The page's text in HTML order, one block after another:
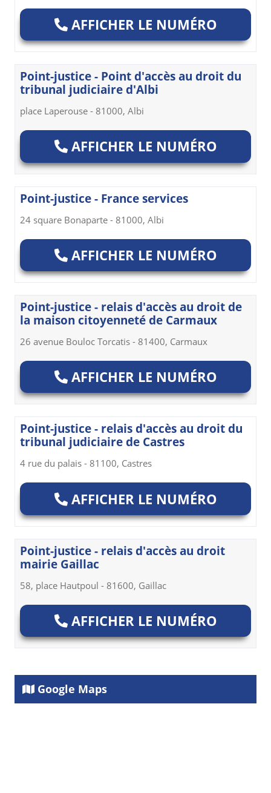
AFFICHER LE NUMÉRO
Point-justice - Point d'accès au droit du
tribunal judiciaire d'Albi
place Laperouse - 81000, Albi
AFFICHER LE NUMÉRO
Point-justice - France services
24 square Bonaparte - 81000, Albi
AFFICHER LE NUMÉRO
Point-justice - relais d'accès au droit de
la maison citoyenneté de Carmaux
26 avenue Bouloc Torcatis - 81400, Carmaux
AFFICHER LE NUMÉRO
Point-justice - relais d'accès au droit du
tribunal judiciaire de Castres
4 rue du palais - 81100, Castres
AFFICHER LE NUMÉRO
Point-justice - relais d'accès au droit
mairie Gaillac
58, place Hautpoul - 81600, Gaillac
AFFICHER LE NUMÉRO
Google Maps